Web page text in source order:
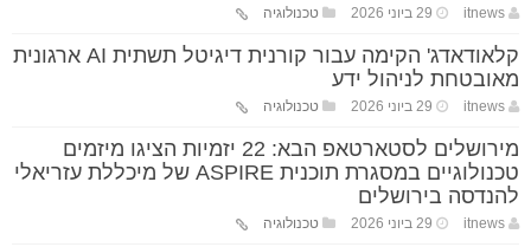
itnews 29 ביוני 2026 טכנולוגיה
קלאודאדג' הקימה עבור קורנית דיגיטל תשתית AI ארגונית
מאובטחת לניהול ידע
itnews 29 ביוני 2026 טכנולוגיה
מירושלים לסטארטאפ הבא: 22 יזמיות הציגו מיזמים
טכנולוגיים במסגרת תוכנית ASPIRE של מיכללת עזריאלי
להנדסה בירושלים
itnews 29 ביוני 2026 טכנולוגיה